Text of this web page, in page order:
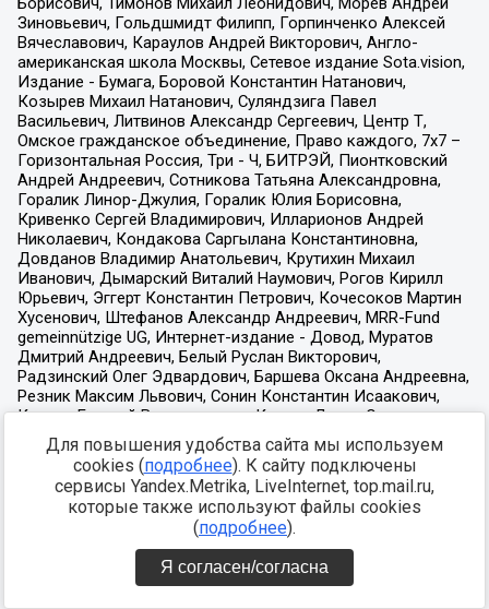
Для повышения удобства сайта мы используем
cookies (подробнее). К сайту подключены
сервисы Yandex.Metrika, LiveInternet, top.mail.ru,
которые также используют файлы cookies
(подробнее).
Я согласен/согласна